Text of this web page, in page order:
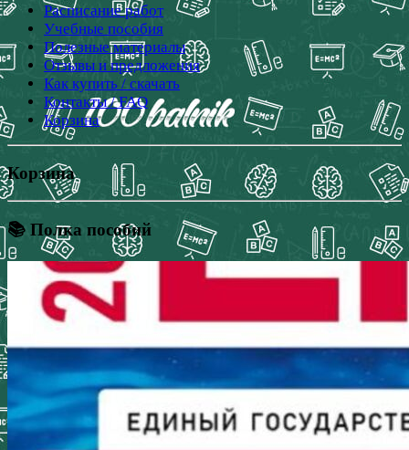
Расписание работ
Учебные пособия
Полезные материалы
Отзывы и предложения
Как купить / скачать
Контакты / FAQ
Корзина
Корзина
📚 Полка пособий